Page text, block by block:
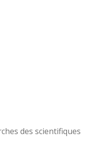
des scientifiques